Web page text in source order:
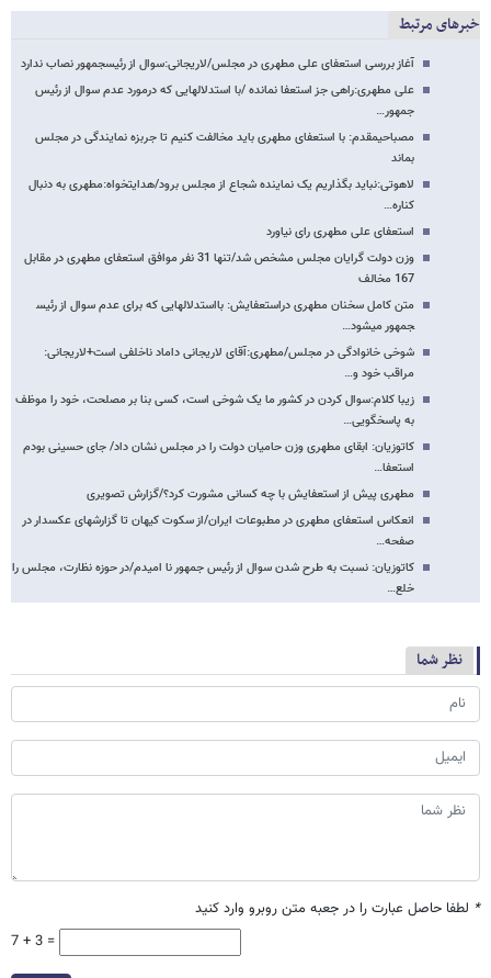
خبرهای مرتبط
آغاز بررسی استعفای علی مطهری در مجلس/لاریجانی:سوال از رئیس​جمهور نصاب ندارد
علی مطهری:راهی جز استعفا نمانده /با استدلالهایی که درمورد عدم سوال از رئیس
جمهور…
مصباحی​مقدم: با استعفای مطهری باید مخالفت کنیم تا جربزه نمایندگی در مجلس
بماند
لاهوتی:نباید بگذاریم یک نماینده شجاع از مجلس برود/هدایتخواه:مطهری به دنبال
کناره…
استعفای علی مطهری رای نیاورد
وزن دولت گرایان مجلس مشخص شد/تنها 31 نفر موافق استعفای مطهری در مقابل
167 مخالف
متن کامل سخنان مطهری دراستعفایش: بااستدلال​هایی که برای عدم سوال از رئیس​
جمهور می​شود…
شوخی خانوادگی در مجلس/مطهری:آقای لاریجانی داماد ناخلفی است+لاریجانی:
مراقب خود و…
زیبا کلام:سوال کردن در کشور ما یک شوخی است، کسی بنا بر مصلحت، خود را موظف
به پاسخگویی…
کاتوزیان: ابقای مطهری وزن حامیان دولت را در مجلس نشان داد/ جای حسینی بودم
استعفا…
مطهری پیش از استعفایش با چه کسانی مشورت کرد؟/گزارش تصویری
انعکاس استعفای مطهری در مطبوعات ایران/از سکوت کیهان تا گزارش​های عکس​دار در
صفحه…
کاتوزیان: نسبت به طرح شدن سوال از رئیس جمهور نا امیدم/در حوزه نظارت، مجلس را
خلع…
نظر شما
* لطفا حاصل عبارت را در جعبه متن روبرو وارد کنید
7 + 3 =